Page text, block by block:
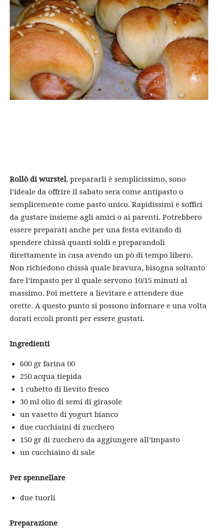
Rollò di wurstel, prepararli è semplicissimo, sono
l’ideale da offrire il sabato sera come antipasto o
semplicemente come pasto unico. Rapidissimi e soffici
da gustare insieme agli amici o ai parenti. Potrebbero
essere preparati anche per una festa evitando di
spendere chissà quanti soldi e preparandoli
direttamente in casa avendo un pò di tempo libero.
Non richiedono chissà quale bravura, bisogna soltanto
fare l’impasto per il quale servono 10/15 minuti al
massimo. Poi mettere a lievitare e attendere due
orette. A questo punto si possono infornare e una volta
dorati eccoli pronti per essere gustati.
Ingredienti
600 gr farina 00
250 acqua tiepida
1 cubetto di lievito fresco
30 ml olio di semi di girasole
un vasetto di yogurt bianco
due cucchiaini di zucchero
150 gr di zucchero da aggiungere all’impasto
un cucchiaino di sale
Per spennellare
due tuorli
Preparazione